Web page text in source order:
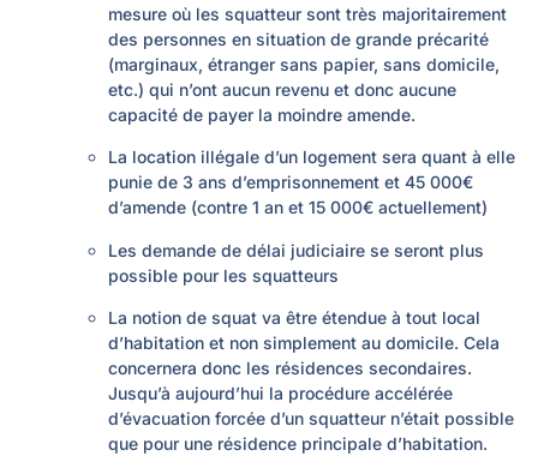
mesure où les squatteur sont très majoritairement
des personnes en situation de grande précarité
(marginaux, étranger sans papier, sans domicile,
etc.) qui n’ont aucun revenu et donc aucune
capacité de payer la moindre amende.
La location illégale d’un logement sera quant à elle
punie de 3 ans d’emprisonnement et 45 000€
d’amende (contre 1 an et 15 000€ actuellement)
Les demande de délai judiciaire se seront plus
possible pour les squatteurs
La notion de squat va être étendue à tout local
d’habitation et non simplement au domicile. Cela
concernera donc les résidences secondaires.
Jusqu’à aujourd’hui la procédure accélérée
d’évacuation forcée d’un squatteur n’était possible
que pour une résidence principale d’habitation.